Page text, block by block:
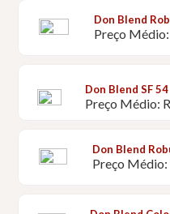
Don Blend
Preço
Don Blend SF 54
Preço Médio:
Don Blend
Preço Médio: